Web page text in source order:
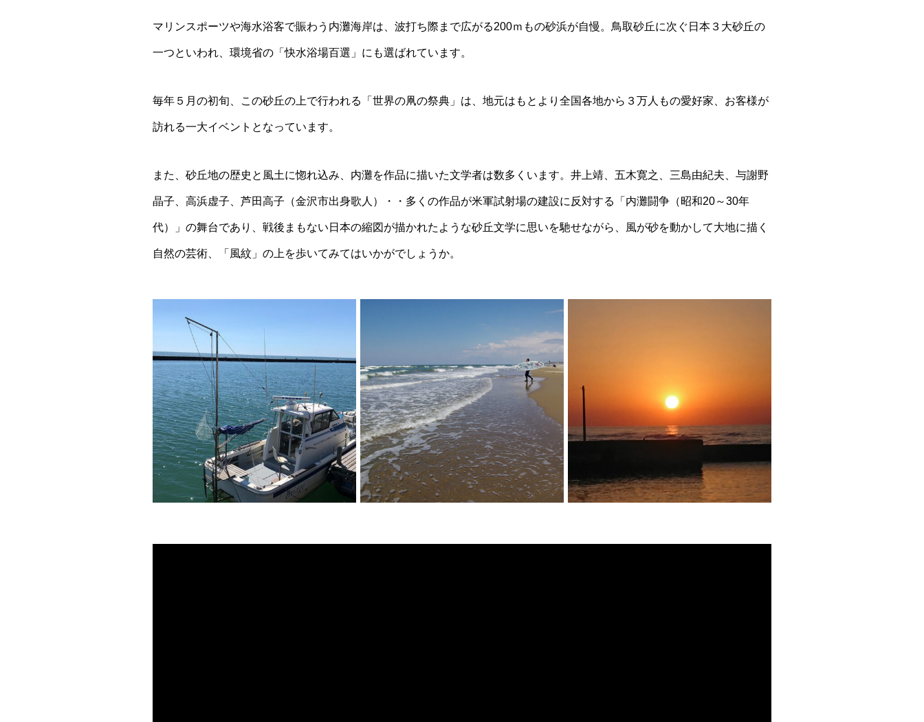
マリンスポーツや海水浴客で賑わう内灘海岸は、波打ち際まで広がる200ｍもの砂浜が自慢。鳥取砂丘に次ぐ日本３大砂丘の
一つといわれ、環境省の「快水浴場百選」にも選ばれています。
毎年５月の初旬、この砂丘の上で行われる「世界の凧の祭典」は、地元はもとより全国各地から３万人もの愛好家、お客様が
訪れる一大イベントとなっています。
また、砂丘地の歴史と風土に惚れ込み、内灘を作品に描いた文学者は数多くいます。井上靖、五木寛之、三島由紀夫、与謝野
晶子、高浜虚子、芦田高子（金沢市出身歌人）・・多くの作品が米軍試射場の建設に反対する「内灘闘争（昭和20～30年
代）」の舞台であり、戦後まもない日本の縮図が描かれたような砂丘文学に思いを馳せながら、風が砂を動かして大地に描く
自然の芸術、「風紋」の上を歩いてみてはいかがでしょうか。